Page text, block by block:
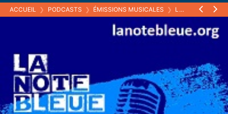
ACCUEIL ❯ PODCASTS ❯ ÉMISSIONS MUSICALES ❯ LA NOTE BLEUE